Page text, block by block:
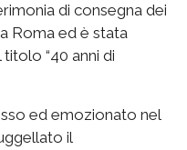
di consegna dei
Roma ed è stata
“40 anni di
ed emozionato nel
il